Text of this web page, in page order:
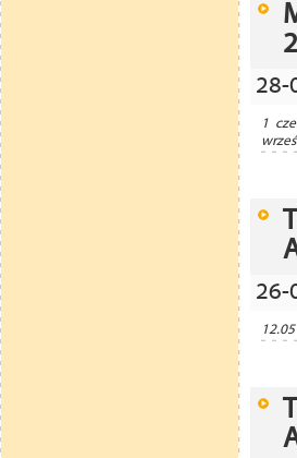
28-
1
26-